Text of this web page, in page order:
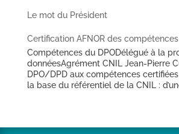
Le mot du Président
Certification AFNOR des
Compétences du DPODélégué à la
donnéesAgrément CNIL Jean-Pierre
DPO/DPD aux compétences certifiées
la base du référentiel de la CNIL :
France de plus de 25 000 habitants